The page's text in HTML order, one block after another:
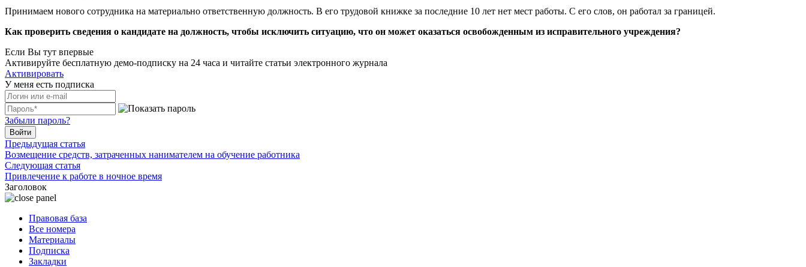
Принимаем нового сотрудника на материально ответственную должность. В его трудовой книжке за последние 10 лет нет мест работы. С его слов, он работал за границей.
Как проверить сведения о кандидате на должность, чтобы исключить ситуацию, что он может оказаться освобожденным из исправительного учреждения?
Если Вы тут впервые
Активируйте бесплатную демо-подписку на 24 часа и читайте статьи электронного журнала
Активировать
У меня есть подписка
Забыли пароль?
Войти
Предыдущая статья
Возмещение средств, затраченных нанимателем на обучение работника
Следующая статья
Привлечение к работе в ночное время
Заголовок
Правовая база
Все номера
Материалы
Подписка
Закладки